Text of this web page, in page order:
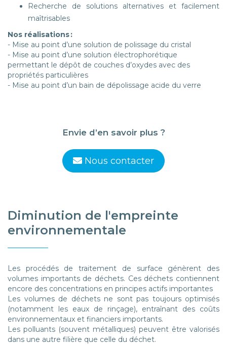
Recherche de solutions alternatives et facilement
maîtrisables
Nos réalisations :
- Mise au point d’une solution de polissage du cristal
- Mise au point d’une solution électrophorétique
permettant le dépôt de couches d’oxydes avec des
propriétés particulières
- Mise au point d’un bain de dépolissage acide du verre
Envie d’en savoir plus ?
Nous contacter
Diminution de l'empreinte
environnementale
Les procédés de traitement de surface génèrent des
volumes importants de déchets. Ces déchets contiennent
encore des concentrations en principes actifs importantes
Les volumes de déchets ne sont pas toujours optimisés
(notamment les eaux de rinçage), entraînant des coûts
environnementaux et financiers importants.
Les polluants (souvent métalliques) peuvent être valorisés
dans une autre filière que celle du déchet.